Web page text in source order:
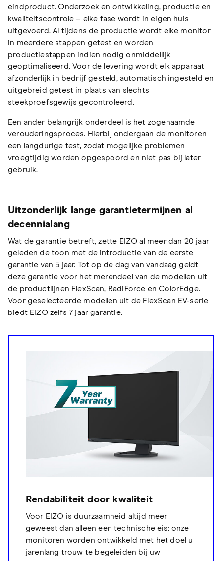
eindproduct. Onderzoek en ontwikkeling, productie en
kwaliteitscontrole – elke fase wordt in eigen huis
uitgevoerd. Al tijdens de productie wordt elke monitor
in meerdere stappen getest en worden
productiestappen indien nodig onmiddellijk
geoptimaliseerd. Voor de levering wordt elk apparaat
afzonderlijk in bedrijf gesteld, automatisch ingesteld en
uitgebreid getest in plaats van slechts
steekproefsgewijs gecontroleerd.
Een ander belangrijk onderdeel is het zogenaamde
verouderingsproces. Hierbij ondergaan de monitoren
een langdurige test, zodat mogelijke problemen
vroegtijdig worden opgespoord en niet pas bij later
gebruik.
Uitzonderlijk lange garantietermijnen al
decennialang
Wat de garantie betreft, zette EIZO al meer dan 20 jaar
geleden de toon met de introductie van de eerste
garantie van 5 jaar. Tot op de dag van vandaag geldt
deze garantie voor het merendeel van de modellen uit
de productlijnen FlexScan, RadiForce en ColorEdge.
Voor geselecteerde modellen uit de FlexScan EV-serie
biedt EIZO zelfs 7 jaar garantie.
Rendabiliteit door kwaliteit
Voor EIZO is duurzaamheid altijd meer
geweest dan alleen een technische eis: onze
monitoren worden ontwikkeld met het doel u
jarenlang trouw te begeleiden bij uw